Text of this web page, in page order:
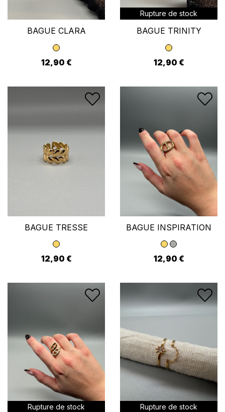
BAGUE CLARA
12,90 €
Rupture de stock
BAGUE TRINITY
12,90 €
BAGUE TRESSE
12,90 €
BAGUE INSPIRATION
12,90 €
Rupture de stock Rupture de stock